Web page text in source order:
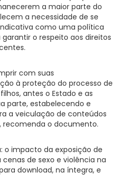
a maior parte do
a necessidade de se
como uma política
o respeito aos direitos
com suas
à proteção do processo de
antes o Estado e as
parte, estabelecendo e
a veiculação de conteúdos
recomenda o documento.
o impacto da exposição de
de sexo e violência na
download, na íntegra, e